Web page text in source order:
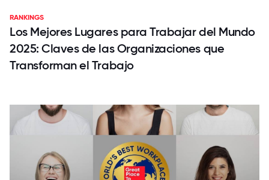
RANKINGS
Los Mejores Lugares para Trabajar del Mundo
2025: Claves de las Organizaciones que
Transforman el Trabajo